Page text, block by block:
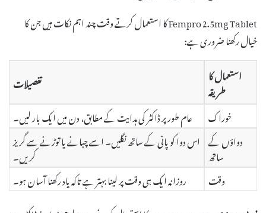
Fempro 2.5mg Tablet کا استعمال کرتے وقت چند اہم نکات ہیں جن کا
خیال رکھنا ضروری ہے:
استعمال کا
طریقہ
تفصیلات
خوراک
عام طور پر ڈاکٹر کی ہدایت کے مطابق، دن میں ایک بار لیں۔
دواؤں کے
ساتھ
اس دوا کو پانی کے ساتھ نگلیں۔ اسے چبانے یا توڑنے سے گریز
کریں۔
وقت
روزانہ ایک ہی وقت پر لینا بہتر ہے تاکہ یاد رکھنا آسان ہو۔